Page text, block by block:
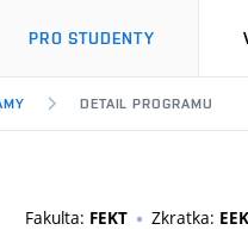
PRO STUDENTY
DETAIL PROGRAMU
Fakulta: FEKT Zkratka: